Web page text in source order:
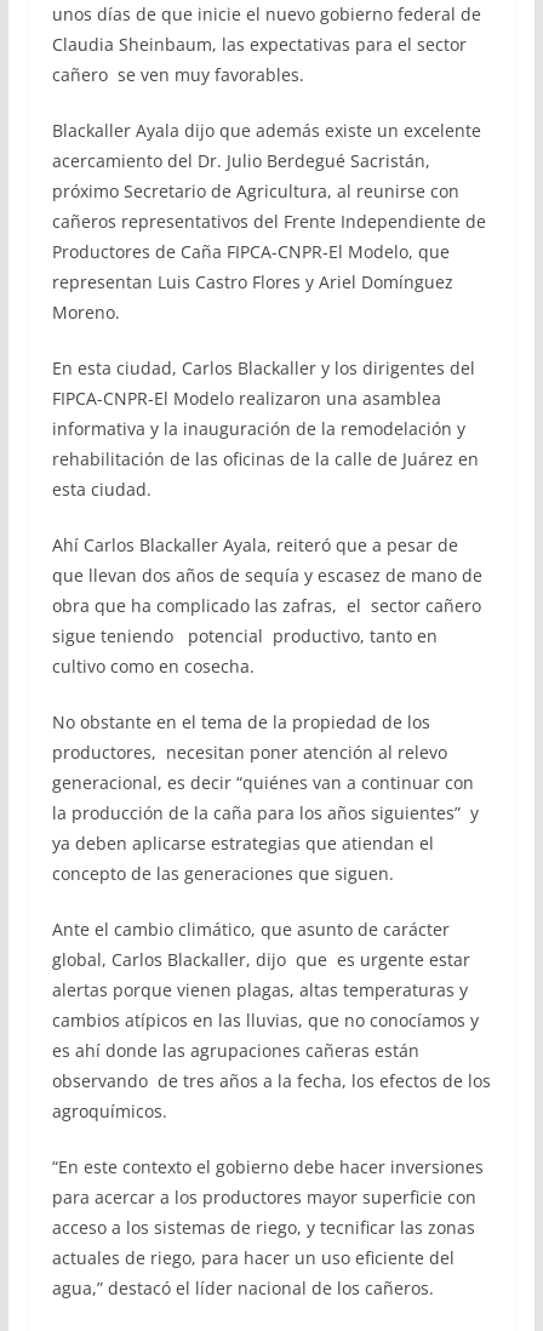
unos días de que inicie el nuevo gobierno federal de
Claudia Sheinbaum, las expectativas para el sector
cañero se ven muy favorables.
Blackaller Ayala dijo que además existe un excelente
acercamiento del Dr. Julio Berdegué Sacristán,
próximo Secretario de Agricultura, al reunirse con
cañeros representativos del Frente Independiente de
Productores de Caña FIPCA-CNPR-El Modelo, que
representan Luis Castro Flores y Ariel Domínguez
Moreno.
En esta ciudad, Carlos Blackaller y los dirigentes del
FIPCA-CNPR-El Modelo realizaron una asamblea
informativa y la inauguración de la remodelación y
rehabilitación de las oficinas de la calle de Juárez en
esta ciudad.
Ahí Carlos Blackaller Ayala, reiteró que a pesar de
que llevan dos años de sequía y escasez de mano de
obra que ha complicado las zafras, el sector cañero
sigue teniendo potencial productivo, tanto en
cultivo como en cosecha.
No obstante en el tema de la propiedad de los
productores, necesitan poner atención al relevo
generacional, es decir “quiénes van a continuar con
la producción de la caña para los años siguientes” y
ya deben aplicarse estrategias que atiendan el
concepto de las generaciones que siguen.
Ante el cambio climático, que asunto de carácter
global, Carlos Blackaller, dijo que es urgente estar
alertas porque vienen plagas, altas temperaturas y
cambios atípicos en las lluvias, que no conocíamos y
es ahí donde las agrupaciones cañeras están
observando de tres años a la fecha, los efectos de los
agroquímicos.
“En este contexto el gobierno debe hacer inversiones
para acercar a los productores mayor superficie con
acceso a los sistemas de riego, y tecnificar las zonas
actuales de riego, para hacer un uso eficiente del
agua,” destacó el líder nacional de los cañeros.